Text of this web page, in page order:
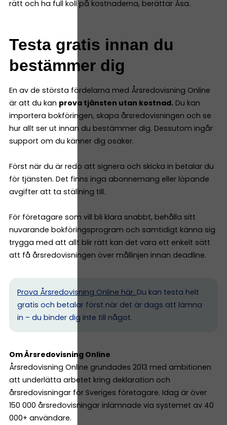
rätt och ha full koll på kostnaderna, berättar Åsa.
Testa gratis innan du
bestämmer dig
En av de största fördelarna med Årsredovisning Online
är att du kan prova tjänsten utan kostnad. Du kan
importera bokföringen, skapa årsredovisningen och se
hur allt ser ut innan du bestämmer dig. Dessutom ingår
support om du känner dig osäker.
Först när du är redo att signera och skicka in betalar du
för tjänsten. Det finns inga abonnemang eller löpande
avgifter att ta ställning till.
För företagare som vill bli klara snabbt, behålla sitt
nuvarande bokföringsprogram och samtidigt känna sig
trygga med att allt blir rätt kan det vara ett enkelt sätt
att få årsredovisningen över mållinjen innan deadline.
Prova Årsredovisning Online här. Du kan testa helt
gratis och betalar först när det är dags att lämna
in – du binder dig inte till något.
Om Årsredovisning Online
Årsredovisning Online grundades 2013 med ambitionen
att underlätta arbetet kring deklaration och
årsredovisningar för Sveriges företagare. Idag är över
150 000 årsredovisningar inlämnade via systemet av 40
000+ användare.